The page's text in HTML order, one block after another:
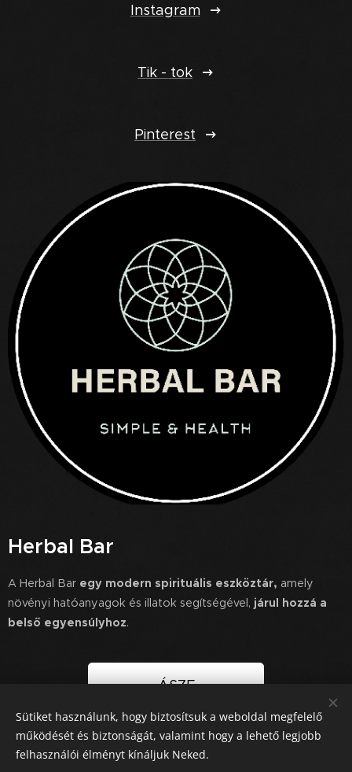
Instagram
Tik - tok
Pinterest
Herbal Bar
A Herbal Bar egy modern spirituális eszköztár, amely
növényi hatóanyagok és illatok segítségével, járul hozzá a
belső egyensúlyhoz.
ÁSZF
© Copyright 2025 HERBAL BAR. All Rights Reserved / Minden jog
Sütiket használunk, hogy biztosítsuk a weboldal megfelelő
működését és biztonságát, valamint hogy a lehető legjobb
felhasználói élményt kínáljuk Neked.